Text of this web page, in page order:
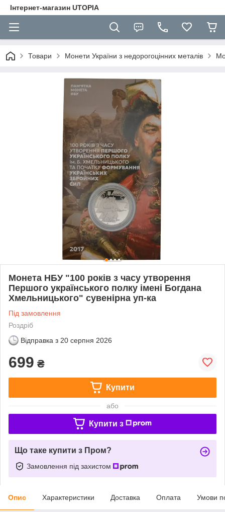
Інтернет-магазин UTOPIA
Товари Монети України з недорогоцінних металів
Монета НБУ "100 років з часу утворення
Першого українського полку імені Богдана
Хмельницького" сувенірна уп-ка
Під замовлення
Роздріб
Відправка з 20 серпня 2026
699 ₴
Купити
або
Купити з
Що таке купити з Пром?
Замовлення під захистом
Опис Характеристики Доставка Оплата Умови